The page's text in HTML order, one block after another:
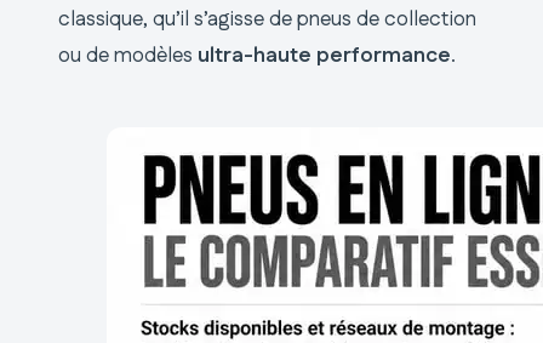
classique, qu’il s’agisse de pneus de collection
ou de modèles ultra-haute performance.